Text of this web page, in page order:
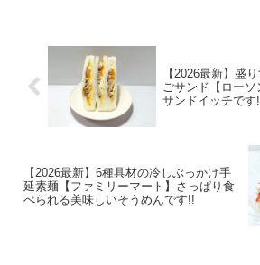
【2026最新】盛
ごサンド【ロー
サンドイッチです
【2026最新】6種具材の冷しぶっかけ手
延素麺【ファミリーマート】さっぱり食
べられる美味しいそうめんです!!